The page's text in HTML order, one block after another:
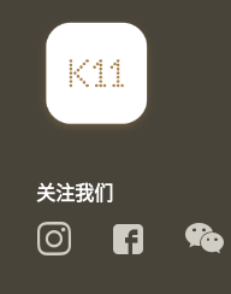
关注我们